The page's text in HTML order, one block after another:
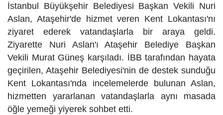
İstanbul Büyükşehir Belediyesi Başkan Vekili Nuri
Aslan, Ataşehir'de hizmet veren Kent Lokantası'nı
ziyaret ederek vatandaşlarla bir araya geldi.
Ziyarette Nuri Aslan'ı Ataşehir Belediye Başkan
Vekili Murat Güneş karşıladı. İBB tarafından hayata
geçirilen, Ataşehir Belediyesi'nin de destek sunduğu
Kent Lokantası'nda incelemelerde bulunan Aslan,
hizmetten yararlanan vatandaşlarla aynı masada
öğle yemeği yiyerek sohbet etti.